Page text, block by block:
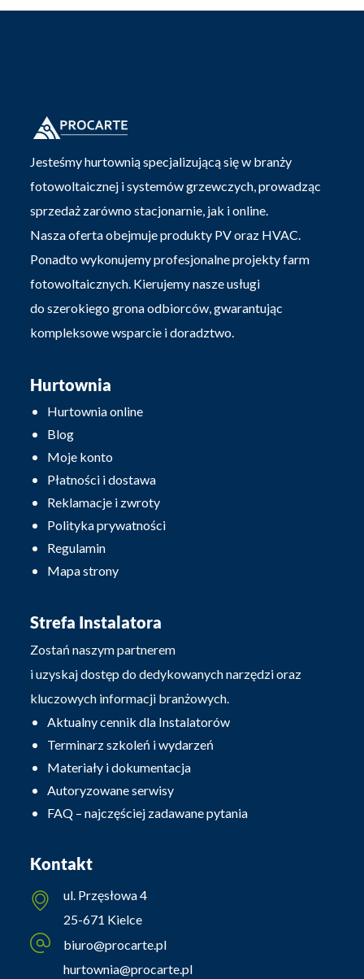
Jesteśmy hurtownią specjalizującą się w branży
fotowoltaicznej i systemów grzewczych, prowadząc
sprzedaż zarówno stacjonarnie, jak i online.
Nasza oferta obejmuje produkty PV oraz HVAC.
Ponadto wykonujemy profesjonalne projekty farm
fotowoltaicznych. Kierujemy nasze usługi
do szerokiego grona odbiorców, gwarantując
kompleksowe wsparcie i doradztwo.
Hurtownia
Hurtownia online
Blog
Moje konto
Płatności i dostawa
Reklamacje i zwroty
Polityka prywatności
Regulamin
Mapa strony
Strefa Instalatora
Zostań naszym partnerem
i uzyskaj dostęp do dedykowanych narzędzi oraz
kluczowych informacji branżowych.
Aktualny cennik dla Instalatorów
Terminarz szkoleń i wydarzeń
Materiały i dokumentacja
Autoryzowane serwisy
FAQ – najczęściej zadawane pytania
Kontakt
ul. Przęsłowa 4
25-671 Kielce
biuro@procarte.pl
hurtownia@procarte.pl